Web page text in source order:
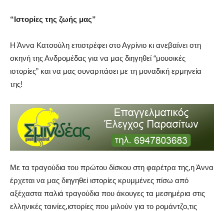
“Ιστορίες της ζωής μας”
Η Άννα Κατσούλη επιστρέφει στο Αγρίνιο κι ανεβαίνει στη
σκηνή της Ανδρομέδας για να μας διηγηθεί “μουσικές
ιστορίες” και να μας συναρπάσει με τη μοναδική ερμηνεία
της!
Με τα τραγούδια του πρώτου δίσκου στη φαρέτρα της,η Άννα
έρχεται να μας διηγηθεί ιστορίες κρυμμένες πίσω από
αξέχαστα παλιά τραγούδια που άκουγες τα μεσημέρια στις
ελληνικές ταινίες,ιστορίες που μιλούν για το ρομάντζο,τις